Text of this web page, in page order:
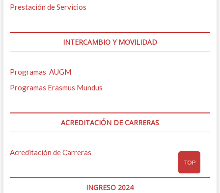
Prestación de Servicios
INTERCAMBIO Y MOVILIDAD
Programas AUGM
Programas Erasmus Mundus
ACREDITACIÓN DE CARRERAS
Acreditación de Carreras
INGRESO 2024
TOP